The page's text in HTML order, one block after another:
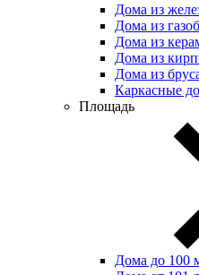
Дома из
Дома из
Дома из
Дома из
Дома из
Каркасные
Площадь
Дома до 100